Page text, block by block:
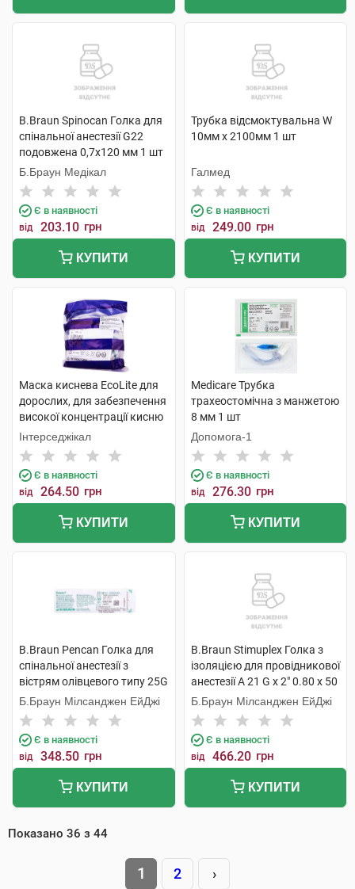
B.Braun Spinocan Голка для
спінальної анестезії G22
подовжена 0,7х120 мм 1 шт
Б.Браун Медікал
Є в наявності
від 203.10 грн
КУПИТИ
Трубка відсмоктувальна W
10мм х 2100мм 1 шт
Галмед
Є в наявності
від 249.00 грн
КУПИТИ
Маска киснева EcoLite для
дорослих, для забезпечення
високої концентрації кисню
з кисневою трубкою 1 шт
Інтерседжікал
Є в наявності
від 264.50 грн
КУПИТИ
Medicare Трубка
трахеостомічна з манжетою
8 мм 1 шт
Допомога-1
Є в наявності
від 276.30 грн
КУПИТИ
B.Braun Pencan Голка для
спінальної анестезії з
вістрям олівцевого типу 25G
0,53х88 мм 1 шт
Б.Браун Мілсанджен ЕйДжі
Є в наявності
від 348.50 грн
КУПИТИ
B.Braun Stimuplex Голка з
ізоляцією для провідникової
анестезії A 21 G x 2" 0.80 x 50
мм 1 шт
Б.Браун Мілсанджен ЕйДжі
Є в наявності
від 466.20 грн
КУПИТИ
Показано 36 з 44
1 2 ›